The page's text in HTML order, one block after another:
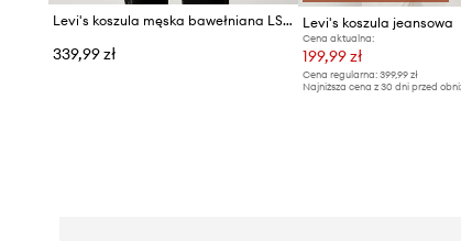
Levi's koszula męska bawełniana LS WORKER - WW x WORKWEAR
339,99 zł
Levi's koszula jeansowa
Cena aktualna:
199,99 zł
Cena regularna:399,99 zł
Najniższa cena z 30 dni przed